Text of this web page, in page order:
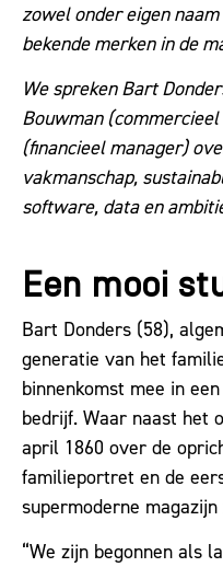
zowel onder eigen
bekende merken in de
We spreken Bart
Bouwman
(financieel manager)
vakmanschap,
software, data en
Een mooi
Bart Donders (58),
generatie van het
binnenkomst mee in
bedrijf. Waar naast het
april 1860 over de
familieportret en de
supermoderne
“We zijn begonnen als